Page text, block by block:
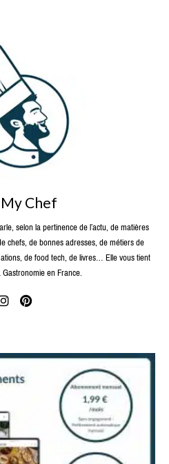
My Chef
selon la pertinence de l’actu, de matières
chefs, de bonnes adresses, de métiers de
de food tech, de livres… Elle vous tient
en France.